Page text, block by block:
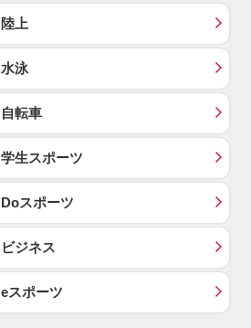
陸上
水泳
自転車
学生スポーツ
Doスポーツ
ビジネス
eスポーツ